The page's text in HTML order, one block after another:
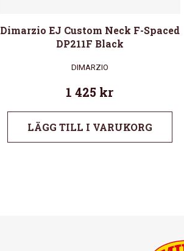
Dimarzio EJ Custom Neck F-Spaced
DP211F Black
DIMARZIO
1 425 kr
LÄGG TILL I VARUKORG